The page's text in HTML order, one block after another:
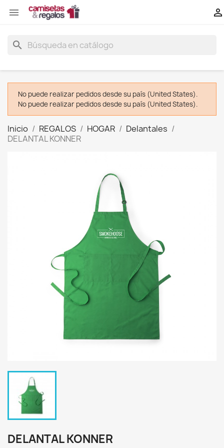
 
search
No puede realizar pedidos desde su país (United States).
No puede realizar pedidos desde su país (United States).
Inicio REGALOS HOGAR
Delantales
DELANTAL KONNER
DELANTAL KONNER